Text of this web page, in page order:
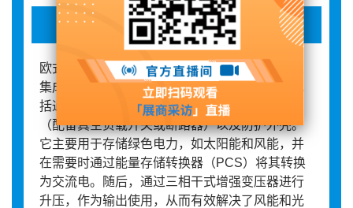
储能一体化箱变
欧式储能一体化箱变的能量存储转换与增强装置
集成了能量存储转换器、母线桥、低压隔室（包
括通信和电力分配）、干式变压器、高压隔室
（配备真空负载开关或断路器）以及防护外壳。
它主要用于存储绿色电力，如太阳能和风能，并
在需要时通过能量存储转换器（PCS）将其转换
为交流电。随后，通过三相干式增强变压器进行
升压，作为输出使用，从而有效解决了风能和光